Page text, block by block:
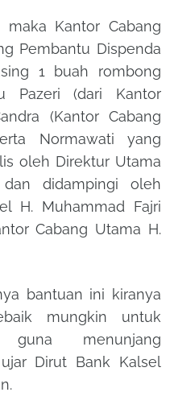
maka Kantor Cabang
Pembantu Dispenda
1 buah rombong
Pazeri (dari Kantor
(Kantor Cabang
Normawati yang
oleh Direktur Utama
didampingi oleh
H. Muhammad Fajri
Cabang Utama H.
bantuan ini kiranya
mungkin untuk
guna menunjang
Dirut Bank Kalsel